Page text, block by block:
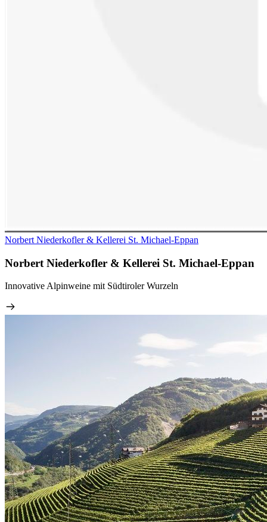
Norbert Niederkofler & Kellerei St. Michael-Eppan
Norbert Niederkofler & Kellerei St. Michael-Eppan
Innovative Alpinweine mit Südtiroler Wurzeln